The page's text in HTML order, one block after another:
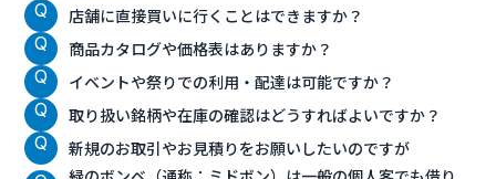
店舗に直接買いに行くことはできますか？
商品カタログや価格表はありますか？
イベントや祭りでの利用・配達は可能ですか？
取り扱い銘柄や在庫の確認はどうすればよいですか？
新規のお取引やお見積りをお願いしたいのですが